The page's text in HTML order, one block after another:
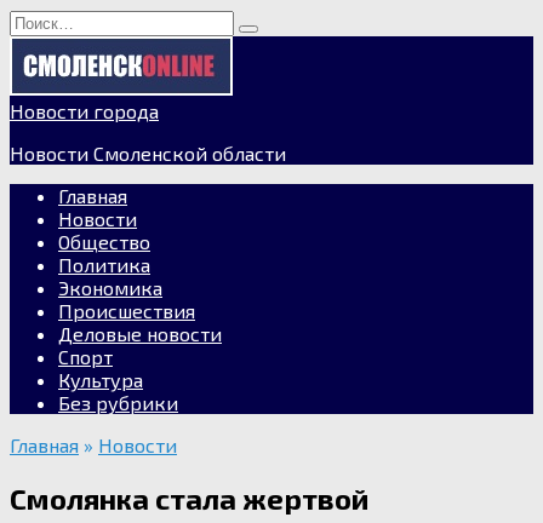
Перейти
к
содержанию
Search
for:
Новости города
Новости Смоленской области
Главная
Новости
Общество
Политика
Экономика
Происшествия
Деловые новости
Спорт
Культура
Без рубрики
Главная » Новости
Смолянка стала жертвой